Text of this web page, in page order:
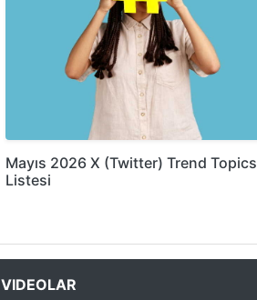
Mayıs 2026 X (Twitter) Trend Topics
Listesi
VIDEOLAR